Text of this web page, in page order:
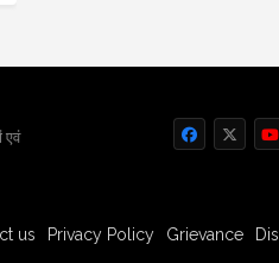
एवं
us Privacy Policy Grievance